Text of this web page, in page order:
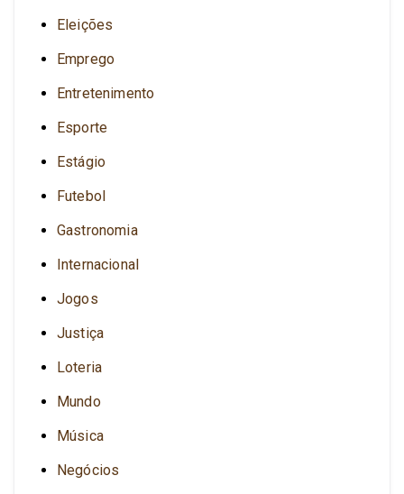
Eleições
Emprego
Entretenimento
Esporte
Estágio
Futebol
Gastronomia
Internacional
Jogos
Justiça
Loteria
Mundo
Música
Negócios